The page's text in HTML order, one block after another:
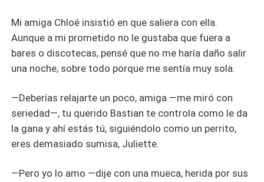
Mi amiga Chloé insistió en que saliera con ella.
Aunque a mi prometido no le gustaba que fuera a
bares o discotecas, pensé que no me haría daño salir
una noche, sobre todo porque me sentía muy sola.
—Deberías relajarte un poco, amiga —me miró con
seriedad—, tu querido Bastian te controla como le da
la gana y ahí estás tú, siguiéndolo como un perrito,
eres demasiado sumisa, Juliette.
—Pero yo lo amo —dije con una mueca, herida por sus